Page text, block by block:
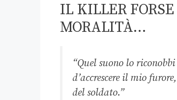
IL KILLER
MORALITÀ…
“Quel suono lo
d’accrescere il mio
del soldato.”